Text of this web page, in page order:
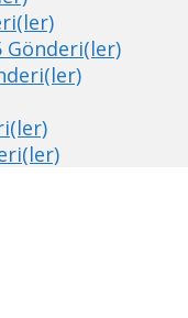
Gönderi(ler)